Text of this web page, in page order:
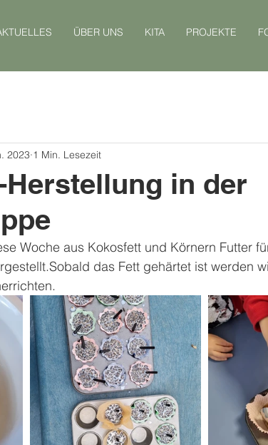
ÜBER UNS KITA PROJEKTE
in der
2023 1 Min. Lesezeit
Woche aus Kokosfett und Körnern Futter
das Fett gehärtet ist werden